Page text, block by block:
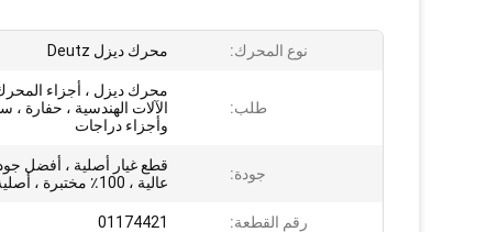
نوع المحرك: محرك ديزل Deutz
طلب:
محرك ديزل ، أجزاء
الآلات الهندسية ، حفارة ،
وأجزاء دراجات
جودة:
قطع غيار أصلية ، أفضل
عالية ، 100٪ مختبرة ، أصلية
رقم القطعة: 01174421